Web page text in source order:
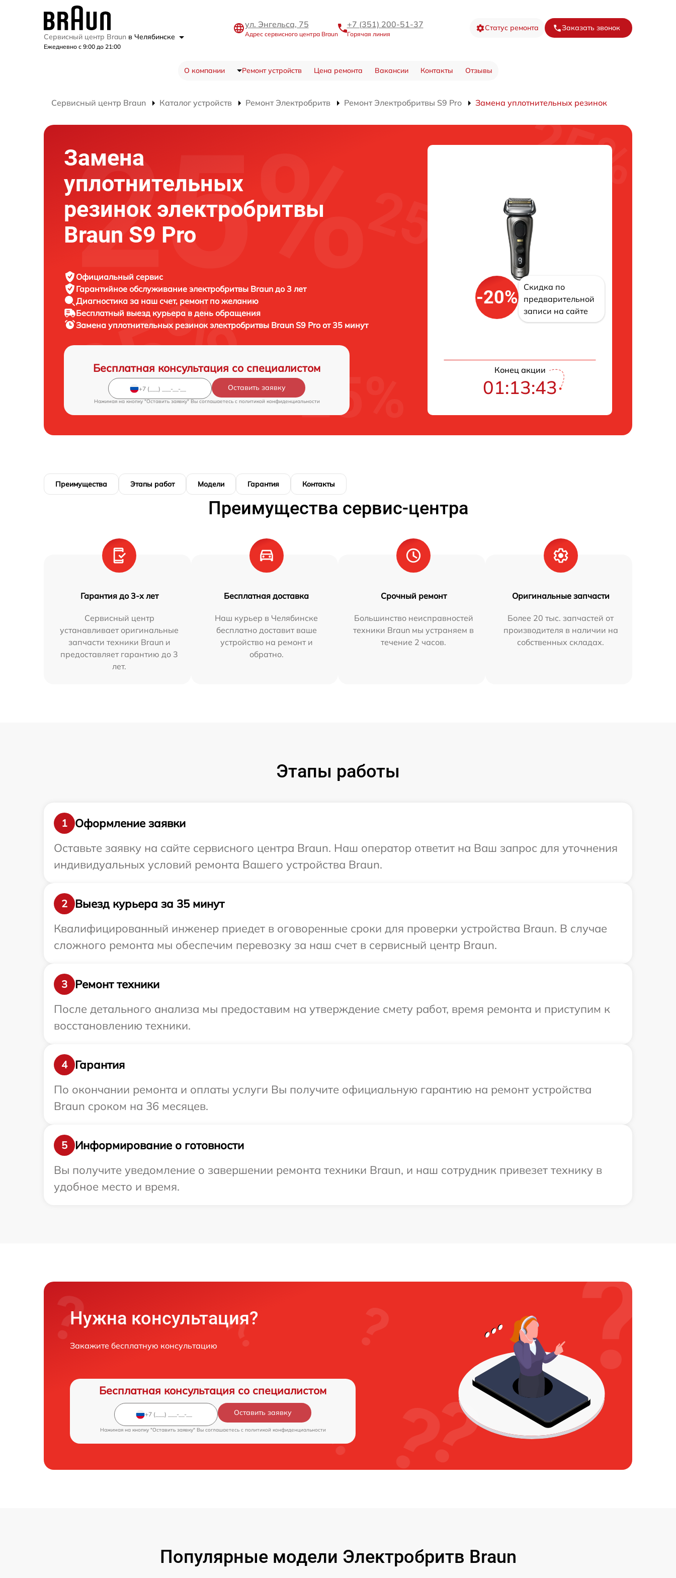
Сервисный центр Braun в Челябинске
Ежедневно с 9:00 до 21:00
ул. Энгельса, 75
Адрес сервисного центра Braun
+7 (351) 200-51-37
Горячая линия
Статус ремонта Заказать звонок
О компании Ремонт устройств Цена ремонта Вакансии Контакты Отзывы
Сервисный центр Braun Каталог устройств Ремонт Электробритв Ремонт Электробритвы S9 Pro Замена уплотнительных резинок
Замена
уплотнительных
резинок электробритвы
Braun S9 Pro
Официальный сервис
Гарантийное обслуживание электробритвы Braun до 3 лет
Диагностика за наш счет, ремонт по желанию
Бесплатный выезд курьера в день обращения
Замена уплотнительных резинок электробритвы Braun S9 Pro от 35 минут
Бесплатная консультация со специалистом
Оставить заявку
Нажимая на кнопку "Оставить заявку" Вы соглашаетесь c политикой конфиденциальности
-20%
Скидка по
предварительной
записи на сайте
Конец акции
01:13:42
Преимущества Этапы работ Модели Гарантия Контакты
Преимущества сервис-центра
Гарантия до 3-х лет
Сервисный центр
устанавливает оригинальные
запчасти техники Braun и
предоставляет гарантию до 3
лет.
Бесплатная доставка
Наш курьер в Челябинске
бесплатно доставит ваше
устройство на ремонт и
обратно.
Срочный ремонт
Большинство неисправностей
техники Braun мы устраняем в
течение 2 часов.
Оригинальные запчасти
Более 20 тыс. запчастей от
производителя в наличии на
собственных складах.
Этапы работы
1
Оформление заявки
Оставьте заявку на сайте сервисного центра Braun. Наш оператор ответит на Ваш запрос для уточнения
индивидуальных условий ремонта Вашего устройства Braun.
2
Выезд курьера за 35 минут
Квалифицированный инженер приедет в оговоренные сроки для проверки устройства Braun. В случае
сложного ремонта мы обеспечим перевозку за наш счет в сервисный центр Braun.
3
Ремонт техники
После детального анализа мы предоставим на утверждение смету работ, время ремонта и приступим к
восстановлению техники.
4
Гарантия
По окончании ремонта и оплаты услуги Вы получите официальную гарантию на ремонт устройства
Braun сроком на 36 месяцев.
5
Информирование о готовности
Вы получите уведомление о завершении ремонта техники Braun, и наш сотрудник привезет технику в
удобное место и время.
Нужна консультация?
Закажите бесплатную консультацию
Бесплатная консультация со специалистом
Оставить заявку
Нажимая на кнопку "Оставить заявку" Вы соглашаетесь c политикой конфиденциальности
Популярные модели Электробритв Braun